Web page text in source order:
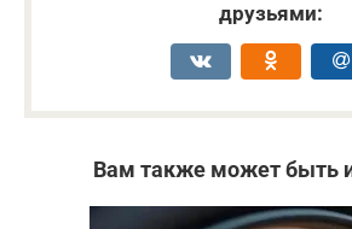
друзьями:
Вам также может быть